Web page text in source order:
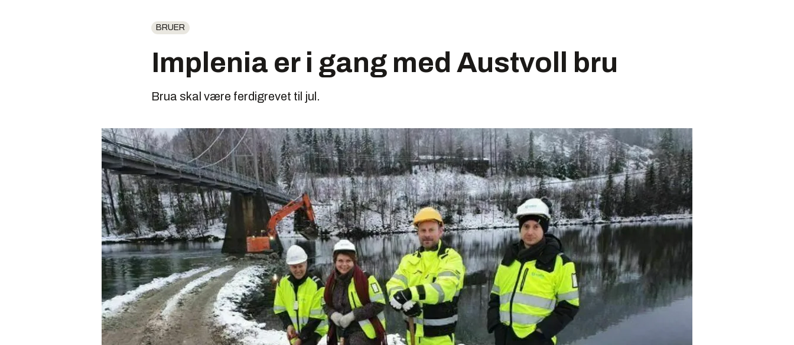
BRUER
Implenia er i gang med Austvoll bru
Brua skal være ferdigrevet til jul.